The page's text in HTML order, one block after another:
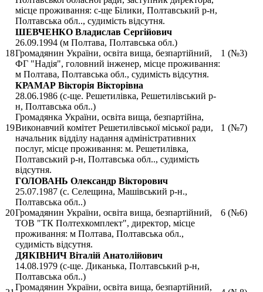
місце проживання: с-ще Білики, Полтавський р-н,
Полтавська обл.., судимість відсутня.
18
ШЕВЧЕНКО Владислав Сергійович
26.09.1994 (м Полтава, Полтавська обл.)
Громадянин України, освіта вища, безпартійний,
ФГ "Надія", головний інженер, місце проживання:
м Полтава, Полтавська обл., судимість відсутня.
1 (№3)
19
КРАМАР Вікторія Вікторівна
28.06.1986 (с-ще. Решетилівка, Решетилівський р-
н, Полтавська обл..)
Громадянка України, освіта вища, безпартійна,
Виконавчий комітет Решетилівської міської ради,
начальник відділу надання адміністративних
послуг, місце проживання: м. Решетилівка,
Полтавський р-н, Полтавська обл.., судимість
відсутня.
1 (№7)
20
ГОЛОВАНЬ Олександр Вікторович
25.07.1987 (с. Селещина, Машівський р-н.,
Полтавська обл..)
Громадянин України, освіта вища, безпартійний,
ТОВ "ТК Полтехкомплект", директор, місце
проживання: м Полтава, Полтавська обл.,
судимість відсутня.
6 (№6)
ДЯКІВНИЧ Віталій Анатолійович
14.08.1979 (с-ще. Диканька, Полтавський р-н,
Полтавська обл..)
Громадянин України, освіта вища, безпартійний,